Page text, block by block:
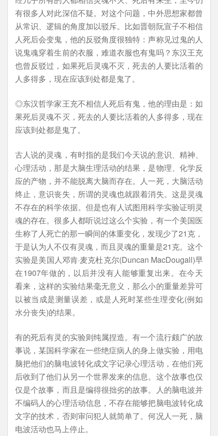
有很多人对此深信不疑。对这个问题，中外思想家都曾
从常识、逻辑的角度加以驳斥。比如晋朝阮宣子不相信
人死后会变鬼，他的反驳角度很独特：声称见过鬼的人
说鬼魂穿着生前的衣服，难道衣服也有鬼吗？东汉王充
也曾反驳过，如果死后灵魂不灭，死去的人要比活着的
人多得多，现在应该到处都是鬼了。
◎东汉哲学家王充不相信人死后有鬼，他的理由是：如
果死后灵魂不灭，死去的人要比活着的人多得多，现在
应该到处都是鬼了。
古人说的灵魂，有时指的是我们今天说的意识、精神、
心理活动，那是大脑生理活动的结果，是物理、化学反
应的产物，并不能脱离大脑而存在。人一死，大脑活动
终止，意识丧失，所谓的灵魂也就跟着消失。这是灵魂
不存在的科学依据。但是也有人试图用科学实验证明灵
魂的存在。很多人都听说过这么个实验，有一个美国医
生称了人死亡的那一瞬间的体重变化，发现少了21克，
于是认为人不仅有灵魂，而且灵魂的重量是21克。这个
实验是美国人邓肯·麦克杜克尔(Duncan MacDougall)早
在1907年做的，以后并没有人能够重复出来。在今天
看来，这样的实验结果毫无意义，那么小的重量差异可
以被当成是测量误差，或是人死时某些生理变化(例如
水分丧失)的结果。
有的死后有灵的实验则纯属捏造。有一个流行颇广的故
事说，某国科学家在一些绝症病人的身上做实验，用电
脑把他们的脑电波转化成文字记录心理活动，在他们死
后收到了他们从另一个世界发来的信息。这个故事也仅
仅是个故事，而且是编得很拙劣的故事。人的脑电波并
不编码人的心理活动信息，不存在能够把脑电波转化成
文字的技术，否则审问犯人就简单了。何况人一死，脑
电波活动也马上停止。